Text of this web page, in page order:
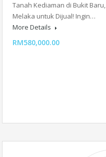
Tanah Kediaman di Bukit Baru,
Melaka untuk Dijual! Ingin…
More Details
RM580,000.00